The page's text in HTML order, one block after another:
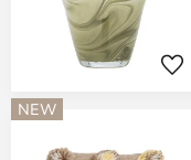
NEW